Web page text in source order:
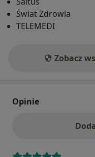
Świat Zdrowia
TELEMEDI
Zobacz
Opinie